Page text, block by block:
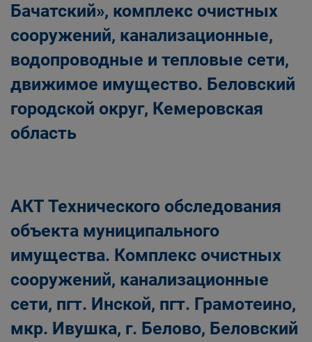
Бачатский», комплекс очистных
сооружений, канализационные,
водопроводные и тепловые сети,
движимое имущество. Беловский
городской округ, Кемеровская
область
АКТ Технического обследования
объекта муниципального
имущества. Комплекс очистных
сооружений, канализационные
сети, пгт. Инской, пгт. Грамотеино,
мкр. Ивушка, г. Белово, Беловский